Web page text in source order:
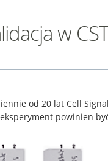
w
od 20 lat Cell
powinien